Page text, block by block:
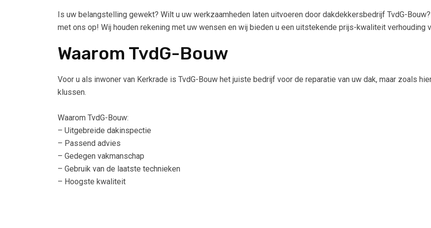
Is uw belangstelling gewekt? Wilt u uw werkzaamheden laten uitvoeren door dakdekkersbedrijf TvdG-
met ons op! Wij houden rekening met uw wensen en wij bieden u een uitstekende prijs-kwaliteit verhouding
Waarom TvdG-Bouw
Voor u als inwoner van Kerkrade is TvdG-Bouw het juiste bedrijf voor de reparatie van uw dak, maar zoals
klussen.
Waarom TvdG-Bouw:
– Uitgebreide dakinspectie
– Passend advies
– Gedegen vakmanschap
– Gebruik van de laatste technieken
– Hoogste kwaliteit